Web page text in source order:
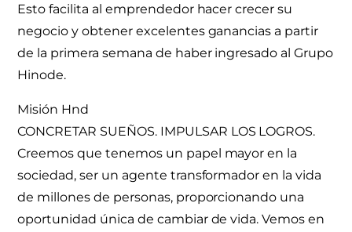
Esto facilita al emprendedor hacer crecer su
negocio y obtener excelentes ganancias a partir
de la primera semana de haber ingresado al Grupo
Hinode.
Misión Hnd
CONCRETAR SUEÑOS. IMPULSAR LOS LOGROS.
Creemos que tenemos un papel mayor en la
sociedad, ser un agente transformador en la vida
de millones de personas, proporcionando una
oportunidad única de cambiar de vida. Vemos en